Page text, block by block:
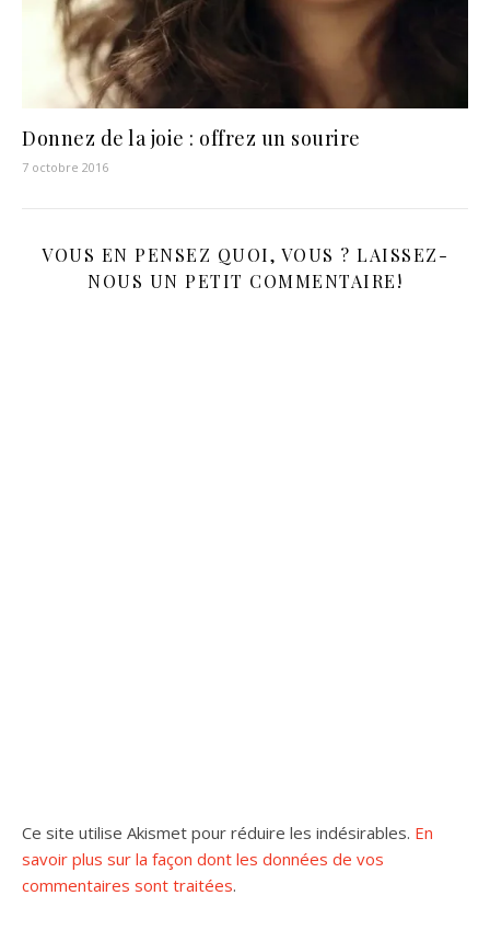
Donnez de la joie : offrez un sourire
7 octobre 2016
VOUS EN PENSEZ QUOI, VOUS ? LAISSEZ-
NOUS UN PETIT COMMENTAIRE!
Ce site utilise Akismet pour réduire les indésirables. En
savoir plus sur la façon dont les données de vos
commentaires sont traitées.